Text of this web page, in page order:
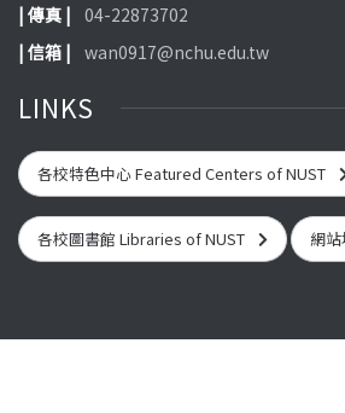
| 傳真 | 04-22873702
| 信箱 | wan0917@nchu.edu.tw
LINKS
各校特色中心 Featured Centers of NUST
各校圖書館 Libraries of NUST 網